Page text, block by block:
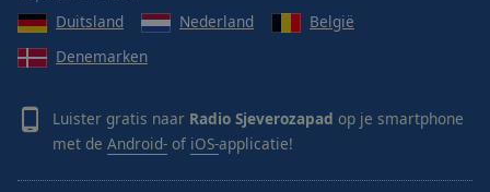
Duitsland
Nederland
België
Denemarken
Luister gratis naar Radio Sjeverozapad op je smartphone
met de Android- of iOS-applicatie!